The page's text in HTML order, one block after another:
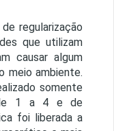
regularização
que utilizam
causar algum
meio ambiente.
somente
de 1 a 4 e de
foi liberada a